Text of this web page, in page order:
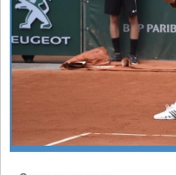
SOFIA OPEN
КЛУБОВЕ
БЛОГ
Ретро
Спорт&Фитнес
Други